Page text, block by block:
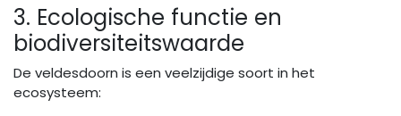
3. Ecologische functie en
biodiversiteitswaarde
De veldesdoorn is een veelzijdige soort in het
ecosysteem: